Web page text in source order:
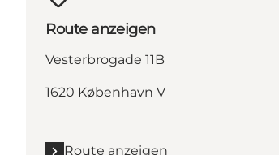
Route anzeigen
Vesterbrogade 11B
1620 København V
Route anzeigen